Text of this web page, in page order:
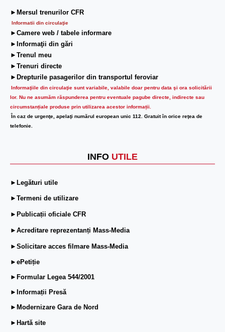
►Mersul trenurilor CFR
Informatii din circulaţie
►Camere web / tabele informare
►Informaţii din gări
►Trenul meu
►Trenuri directe
►Drepturile pasagerilor din transportul feroviar
Informaţiile din circulaţie sunt variabile, valabile doar pentru data şi ora solicitării
lor. Nu ne asumăm răspunderea pentru eventuale pagube directe, indirecte sau
circumstanțiale produse prin utilizarea acestor informații.
În caz de urgenţe, apelaţi numărul european unic 112. Gratuit în orice reţea de
telefonie.
INFO UTILE
►Legături utile
►Termeni de utilizare
►Publicații oficiale CFR
►Acreditare reprezentanți Mass-Media
►Solicitare acces filmare Mass-Media
►ePetiție
►Formular Legea 544/2001
►Informații Presă
►Modernizare Gara de Nord
►Hartă site